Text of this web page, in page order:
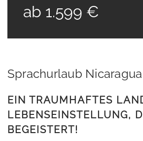
ab 1.599 €
Sprachurlaub Nicaragua
EIN TRAUMHAFTES
LEBENSEINSTELLUNG,
BEGEISTERT!